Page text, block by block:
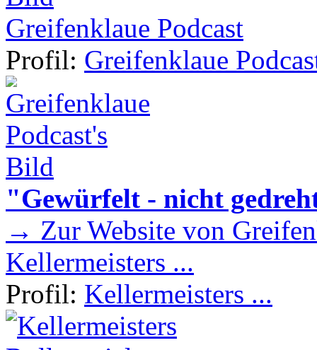
Greifenklaue Podcast
Profil: Greifenklaue
"Gewürfelt - nicht
→ Zur Website von
Kellermeisters ...
Profil: Kellermeisters ...